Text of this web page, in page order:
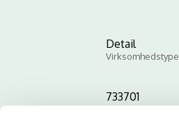
Detail
Virksomhedstype
733701
ID-nummer